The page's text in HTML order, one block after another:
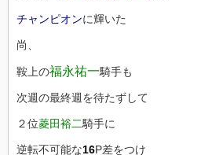
チャンピオンに輝いた
尚、
鞍上の福永祐一騎手も
次週の最終週を待たずして
２位菱田裕二騎手に
逆転不可能な16P差をつけ